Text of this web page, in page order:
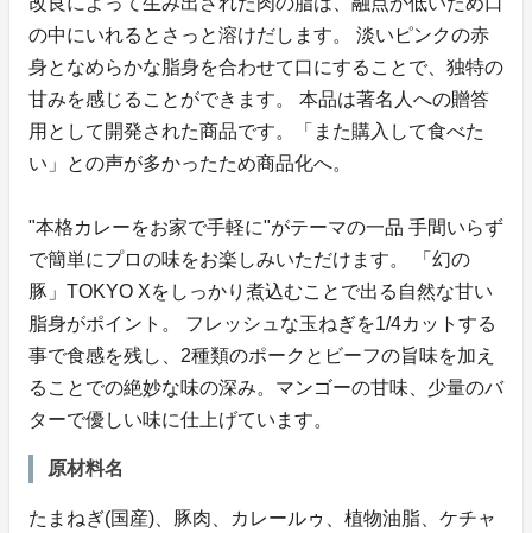
の中にいれるとさっと溶けだします。 淡いピンクの赤
身となめらかな脂身を合わせて口にすることで、独特の
甘みを感じることができます。 本品は著名人への贈答
用として開発された商品です。「また購入して食べた
い」との声が多かったため商品化へ。
"本格カレーをお家で手軽に"がテーマの一品 手間いらず
で簡単にプロの味をお楽しみいただけます。 「幻の
豚」TOKYO Xをしっかり煮込むことで出る自然な甘い
脂身がポイント。 フレッシュな玉ねぎを1/4カットする
事で食感を残し、2種類のポークとビーフの旨味を加え
ることでの絶妙な味の深み。マンゴーの甘味、少量のバ
ターで優しい味に仕上げています。
原材料名
たまねぎ(国産)、豚肉、カレールゥ、植物油脂、ケチャ